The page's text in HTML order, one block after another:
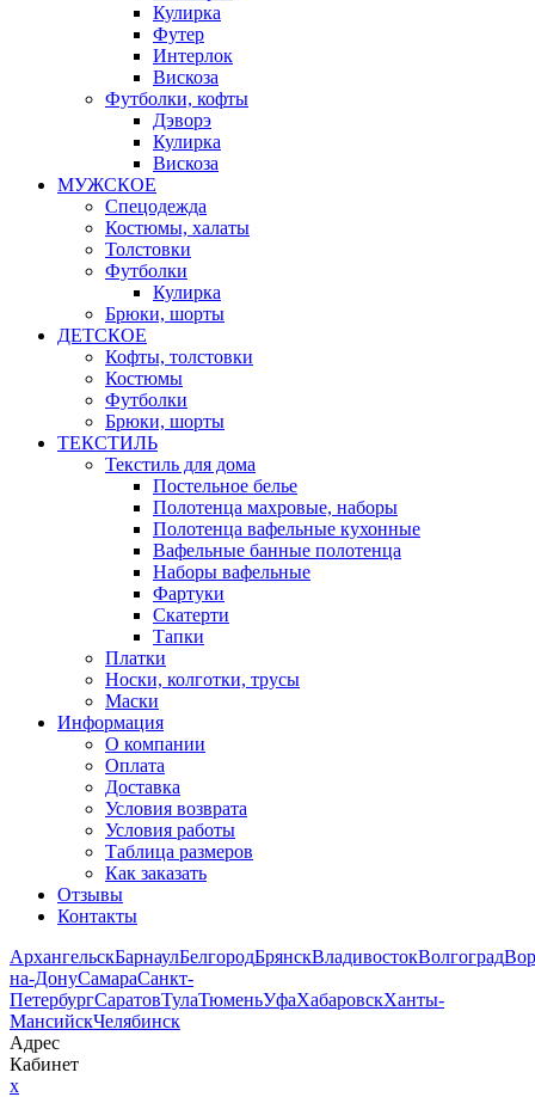
Кулирка
Футер
Интерлок
Вискоза
Футболки, кофты
Дэворэ
Кулирка
Вискоза
МУЖСКОЕ
Спецодежда
Костюмы, халаты
Толстовки
Футболки
Кулирка
Брюки, шорты
ДЕТСКОЕ
Кофты, толстовки
Костюмы
Футболки
Брюки, шорты
ТЕКСТИЛЬ
Текстиль для дома
Постельное белье
Полотенца махровые, наборы
Полотенца вафельные кухонные
Вафельные банные полотенца
Наборы вафельные
Фартуки
Скатерти
Тапки
Платки
Носки, колготки, трусы
Маски
Информация
О компании
Оплата
Доставка
Условия возврата
Условия работы
Таблица размеров
Как заказать
Отзывы
Контакты
АрхангельскБарнаулБелгородБрянскВладивостокВолгоград
на-ДонуСамараСанкт-
ПетербургСаратовТулаТюменьУфаХабаровскХанты-
МансийскЧелябинск
Адрес
Кабинет
x